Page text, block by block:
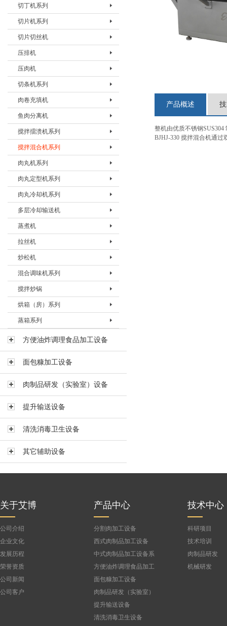
公司
切丁机系列
切丁机BQDJ-I
切丁机BQDJ-II
切片机系列
切片机BQPJ- I
切片机BQPJ- II
切片机 BQPJ-III
切片机BQPJ-IV
切片切丝机
切片切丝机BQSJ-I
压排机
压排机BYPJ-400
压排机BYPJ-600
压肉机
压肉机BYRJ-I
切条机系列
切条机BQTJ-I
肉卷充填机
肉卷充填机BRJJ-I
鱼肉分离机
鱼肉分离机BYRJ-I
搅拌擂溃机系列
搅拌擂溃机BLKJ-20
搅拌擂溃机BLKJ-60
搅拌擂溃机BLKJ-180
搅拌混合机系列
搅拌混合机BJHJ-80
搅拌混合机BJHJ-330
肉丸机系列
肉丸机BRWJ-I
肉丸机BRWJ-II
肉丸机BRWJ-500
肉丸定型机系列
肉丸漂烫机BWTJ-500D
肉丸漂烫机BWTJ-800Z
肉丸冷却机系列
肉丸冷却机BWLJ- 500/800
多层冷却输送机
多层冷却输送机BLQJ-DL
蒸煮机
蒸煮机BZZJ-I
拉丝机
拉丝机BLSJ-I
炒松机
炒松机BCSJ-I
混合调味机系列
混合调味机BHHJ-60
混合调味机BHHJ-200
混合调味机BHHJ-600
搅拌炒锅
搅拌炒锅 BJCG-200
烘箱（房）系列
烘箱BHX-I
烘箱BHX-II
蒸箱系列
蒸箱 BZX-I
蒸箱BZX-II
蒸箱BZX-III
方便油炸调理食品加工设备
面包糠加工设备
肉制品研发（实验室）设备
提升输送设备
清洗消毒卫生设备
其它辅助设备
产品概述
整机由优质不锈钢SUS304
BJHJ-330 搅拌混合机通
关于艾博
公司介绍
企业文化
发展历程
荣誉资质
公司新闻
公司客户
产品中心
分割肉加工设备
西式肉制品加工设备
中式肉制品加工设备系
列
方便油炸调理食品加工
设备
面包糠加工设备
肉制品研发（实验室）
设备
提升输送设备
清洗消毒卫生设备
技术中心
科研项目
技术培训
肉制品研发
机械研发